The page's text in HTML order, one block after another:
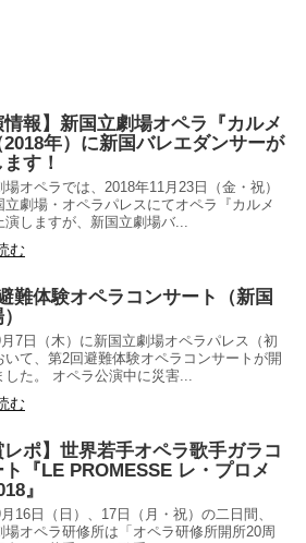
情報】新国立劇場オペラ『カルメ
2018年）に新国バレエダンサーが
す！
場オペラでは、2018年11月23日（金・祝）
立劇場・オペラパレスにてオペラ『カルメ
演しますが、新国立劇場バ...
む
難体験オペラコンサート（新国
7日（木）に新国立劇場オペラパレス（初
いて、第2回避難体験オペラコンサートが開
した。 オペラ公演中に災害...
む
レポ】世界若手オペラ歌手ガラコ
ト『LE PROMESSE レ・プロメ
』
16日（日）、17日（月・祝）の二日間、
場オペラ研修所は「オペラ研修所開所20周